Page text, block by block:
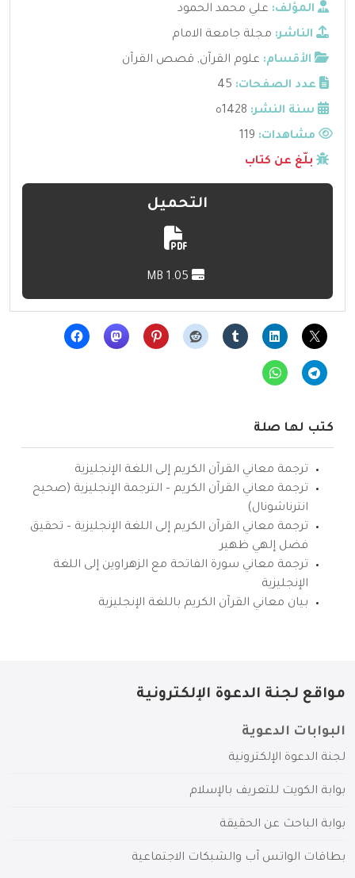
المؤلف: علي محمد الحمود
الناشر: مجلة جامعة الامام
الأقسام: علوم القرآن, قصص القرآن
عدد الصفحات: 45
سنة النشر: 1428ه
مشاهدات:
بلّغ عن كتاب
التحميل
كتب لها صلة
ترجمة معاني القرآن الكريم إلى اللغة الإنجليزية
ترجمة معاني القرآن الكريم – الترجمة الإنجليزية (صحيح
انترناشونال)
ترجمة معاني القرآن الكريم إلى اللغة الإنجليزية – تحقيق
فضل إلهي ظهير
ترجمة معاني سورة الفاتحة مع الزهراوين إلى اللغة
الإنجليزية
بيان معاني القرآن الكريم باللغة الإنجليزية
مواقع لجنة الدعوة الإلكترونية
البوابات الدعوية
لجنة الدعوة الإلكترونية
بوابة الكويت للتعريف بالإسلام
بوابة الباحث عن الحقيقة
بطاقات الواتس آب والشبكات الاجتماعية